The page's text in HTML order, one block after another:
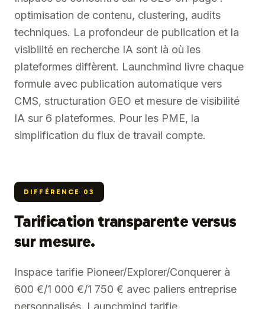
optimisation de contenu, clustering, audits
techniques. La profondeur de publication et la
visibilité en recherche IA sont là où les
plateformes diffèrent. Launchmind livre chaque
formule avec publication automatique vers
CMS, structuration GEO et mesure de visibilité
IA sur 6 plateformes. Pour les PME, la
simplification du flux de travail compte.
DIFFÉRENCE 03
Tarification transparente versus
sur mesure.
Inspace tarifie Pioneer/Explorer/Conquerer à
600 €/1 000 €/1 750 € avec paliers entreprise
personnalisés. Launchmind tarifie